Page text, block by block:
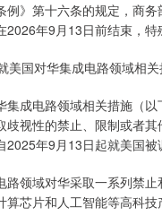
》第十六条的规定，商
年9月13日前结束，特
国对华集成电路领域相关
成电路领域相关措施（
视性的禁止、限制或者
年9月13日起就美国被
领域对华采取一系列禁
芯片和人工智能等高科